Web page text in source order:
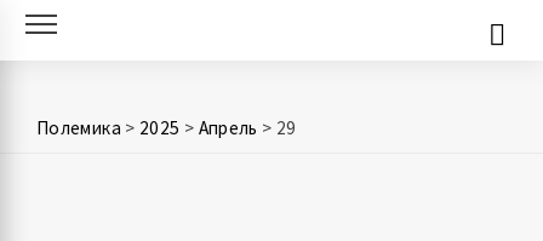
Skip
Полемика > 2025 > Апрель > 29